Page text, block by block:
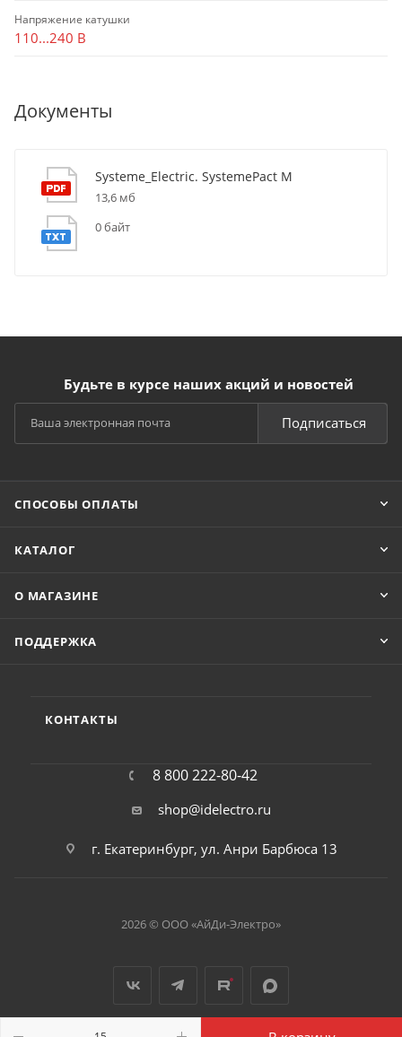
Напряжение катушки
110...240 В
Документы
Systeme_Electric. SystemePact M
13,6 мб
0 байт
Будьте в курсе наших акций и новостей
Подписаться
СПОСОБЫ ОПЛАТЫ
КАТАЛОГ
О МАГАЗИНЕ
ПОДДЕРЖКА
КОНТАКТЫ
8 800 222-80-42
shop@idelectro.ru
г. Екатеринбург, ул. Анри Барбюса 13
2026 © ООО «АйДи-Электро»